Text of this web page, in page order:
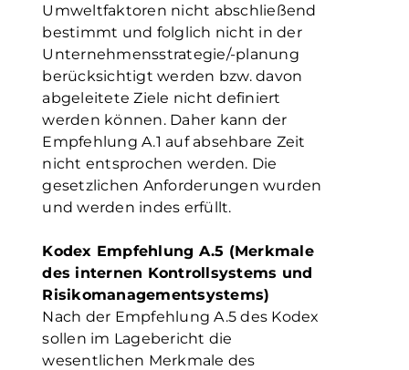
Umweltfaktoren nicht abschließend
bestimmt und folglich nicht in der
Unternehmensstrategie/-planung
berücksichtigt werden bzw. davon
abgeleitete Ziele nicht definiert
werden können. Daher kann der
Empfehlung A.1 auf absehbare Zeit
nicht entsprochen werden. Die
gesetzlichen Anforderungen wurden
und werden indes erfüllt.
Kodex Empfehlung A.5 (Merkmale
des internen Kontrollsystems und
Risikomanagementsystems)
Nach der Empfehlung A.5 des Kodex
sollen im Lagebericht die
wesentlichen Merkmale des